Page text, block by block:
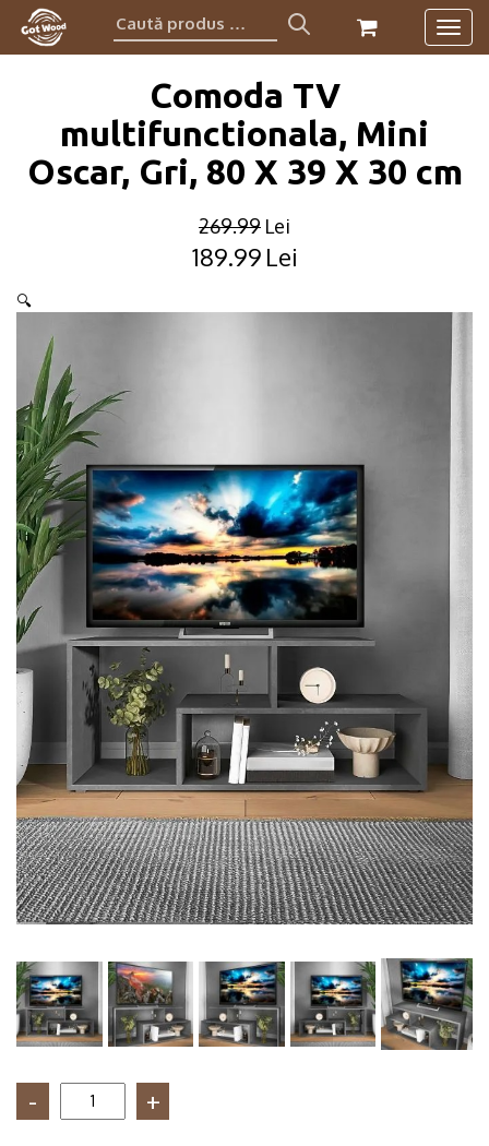
Caută
produs:
Comoda TV
multifunctionala, Mini
Oscar, Gri, 80 X 39 X 30 cm
269.99 Lei
Original
was:
189.99 Lei
Current
is:
🔍
Cantitate